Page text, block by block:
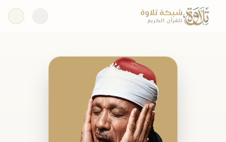
شبكة تلاوة
للقرآن الكريم